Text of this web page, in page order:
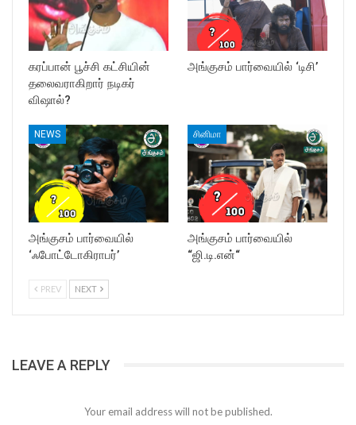
கரப்பான் பூச்சி கட்சியின்
தலைவராகிறார் நடிகர்
விஷால்?
அங்குசம் பார்வையில் ‘டிசி’
NEWS
அங்குசம் பார்வையில்
‘ஃபோட்டோகிராபர்’
சினிமா
அங்குசம் பார்வையில்
“ஜி.டி.என்“
PREV NEXT
LEAVE A REPLY
Your email address will not be published.